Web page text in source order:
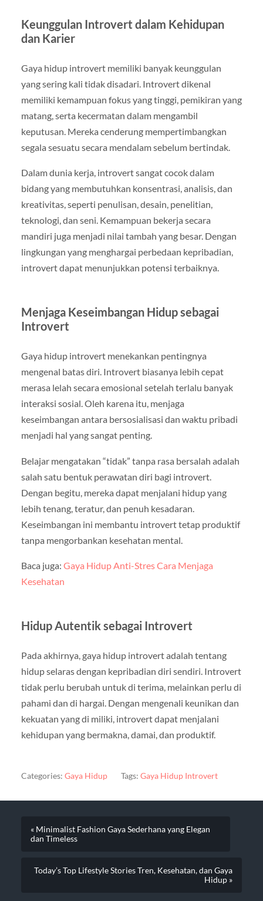
Keunggulan Introvert dalam Kehidupan
dan Karier
Gaya hidup introvert memiliki banyak keunggulan
yang sering kali tidak disadari. Introvert dikenal
memiliki kemampuan fokus yang tinggi, pemikiran yang
matang, serta kecermatan dalam mengambil
keputusan. Mereka cenderung mempertimbangkan
segala sesuatu secara mendalam sebelum bertindak.
Dalam dunia kerja, introvert sangat cocok dalam
bidang yang membutuhkan konsentrasi, analisis, dan
kreativitas, seperti penulisan, desain, penelitian,
teknologi, dan seni. Kemampuan bekerja secara
mandiri juga menjadi nilai tambah yang besar. Dengan
lingkungan yang menghargai perbedaan kepribadian,
introvert dapat menunjukkan potensi terbaiknya.
Menjaga Keseimbangan Hidup sebagai
Introvert
Gaya hidup introvert menekankan pentingnya
mengenal batas diri. Introvert biasanya lebih cepat
merasa lelah secara emosional setelah terlalu banyak
interaksi sosial. Oleh karena itu, menjaga
keseimbangan antara bersosialisasi dan waktu pribadi
menjadi hal yang sangat penting.
Belajar mengatakan “tidak” tanpa rasa bersalah adalah
salah satu bentuk perawatan diri bagi introvert.
Dengan begitu, mereka dapat menjalani hidup yang
lebih tenang, teratur, dan penuh kesadaran.
Keseimbangan ini membantu introvert tetap produktif
tanpa mengorbankan kesehatan mental.
Baca juga: Gaya Hidup Anti-Stres Cara Menjaga
Kesehatan
Hidup Autentik sebagai Introvert
Pada akhirnya, gaya hidup introvert adalah tentang
hidup selaras dengan kepribadian diri sendiri. Introvert
tidak perlu berubah untuk di terima, melainkan perlu di
pahami dan di hargai. Dengan mengenali keunikan dan
kekuatan yang di miliki, introvert dapat menjalani
kehidupan yang bermakna, damai, dan produktif.
Categories: Gaya Hidup Tags: Gaya Hidup Introvert
« Minimalist Fashion Gaya Sederhana yang Elegan
dan Timeless
Today’s Top Lifestyle Stories Tren, Kesehatan, dan Gaya
Hidup »